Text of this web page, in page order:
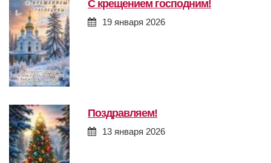
с крещением господним!
19 января 2026
поздравляем!
13 января 2026